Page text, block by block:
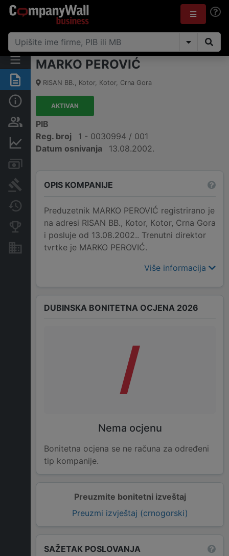
Sažetak
Osobe i vlasništvo
Finansijski podaci
Arhiva sudskih objava
Promjene
Konkurentne kompanije
Nekretnine i imovina
MARKO PEROVIĆ
RISAN BB., Kotor, Кotor, Crna Gora
AKTIVAN
PIB
Reg. broj
1 - 0030994 / 001
Datum osnivanja
13.08.2002.
OPIS KOMPANIJE
Preduzetnik MARKO PEROVIĆ registrirano je
na adresi RISAN BB., Kotor, Кotor, Crna Gora
i posluje od 13.08.2002.. Trenutni direktor
tvrtke je MARKO PEROVIĆ.
Više informacija
Preuzmite bonitetni izveštaj
Preuzmi izvještaj (crnogorski)
DUBINSKA BONITETNA OCJENA 2026
/
Nema ocjenu
Bonitetna ocjena se ne računa za određeni
tip kompanije.
SAŽETAK POSLOVANJA